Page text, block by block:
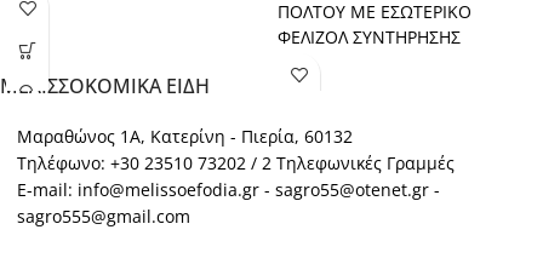
ΠΟΛΤΟΥ ΜΕ ΕΣΩΤΕΡΙΚΟ
ΦΕΛΙΖΟΛ ΣΥΝΤΗΡΗΣΗΣ
ΜΕΛΙΣΣΟΚΟΜΙΚΑ ΕΙΔΗ
Μαραθώνος 1Α, Κατερίνη - Πιερία, 60132
Τηλέφωνο: +30 23510 73202 / 2 Τηλεφωνικές Γραμμές
E-mail: info@melissoefodia.gr - sagro55@otenet.gr -
sagro555@gmail.com